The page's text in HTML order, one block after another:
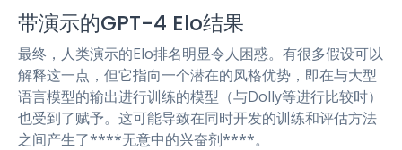
带演示的GPT-4 Elo结果
最终，人类演示的Elo排名明显令人困惑。有很多假设可以
解释这一点，但它指向一个潜在的风格优势，即在与大型
语言模型的输出进行训练的模型（与Dolly等进行比较时）
也受到了赋予。这可能导致在同时开发的训练和评估方法
之间产生了****无意中的兴奋剂****。